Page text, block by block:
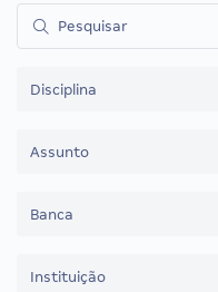
Disciplina
Assunto
Banca
Instituição